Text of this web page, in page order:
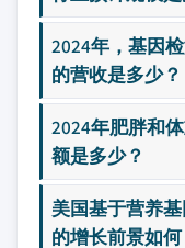
2024年，基因
的营收是多少？
2024年肥胖和
额是多少？
美国基于营养
的增长前景如何